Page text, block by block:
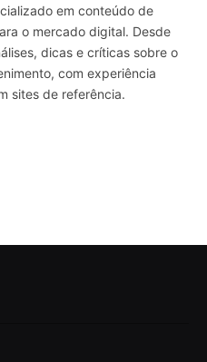
em conteúdo de
o mercado digital. Desde
dicas e críticas sobre o
com experiência
sites de referência.